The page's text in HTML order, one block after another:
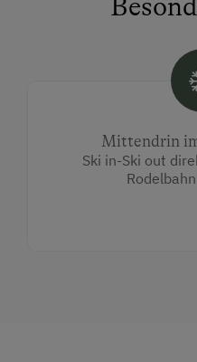
Mittendrin
Ski in-Ski out